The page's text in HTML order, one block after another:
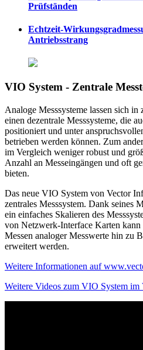
Prüfständen
Echtzeit-
Antriebsstrang
VIO System - Zentrale
Analoge Messsysteme lassen sich
einen dezentrale Messsysteme, die
positioniert und unter
betrieben werden können. Zum
im Vergleich weniger robust und
Anzahl an Messeingängen und oft
bieten.
Das neue VIO System von Vector
zentrales Messsystem. Dank seines
ein einfaches Skalieren des
von Netzwerk-Interface Karten kann
Messen analoger Messwerte hin zu
erweitert werden.
Weitere Informationen auf
Weitere Videos zum VIO System im